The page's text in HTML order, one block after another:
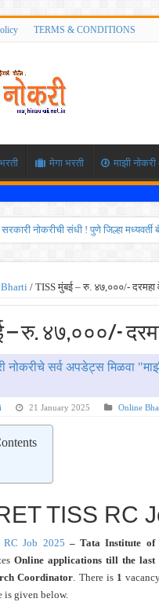
TERMS & CONDITIONS
मेगा भरती माझी
सरकारी नोकरीची संधी ! पुणे जिल्हा
MPSC गट -क पूर्व परीक्षेचा अर्ज
IBPS द्वारे ११४०३ कलर्क पदांची मोठी
महाराष्ट्रात अभियांत्रिकी प्रवेशासाठी
खुशखबर ! नागपूर विद्यापीठ मध्ये १३९
आदिवासी विकास विभागातील चौकीदार
बँकेत मोठी भरती ! युनियन बँक ऑफ
/ TISS मुंबई – रु. ४७,०००/- दरमहा
– रु. ४७,०००/-
नोकरीचे सर्व अपडेट्स मिळवा
21 January 2025 Online
TISS RC
RC Job 2025 – Tata Institute of
Online applications till the last
Coordinator. There is 1
is given below.